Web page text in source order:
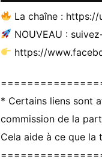
La chaîne : https://
NOUVEAU :
https://
* Certains liens sont
commission de la
Cela aide à ce que